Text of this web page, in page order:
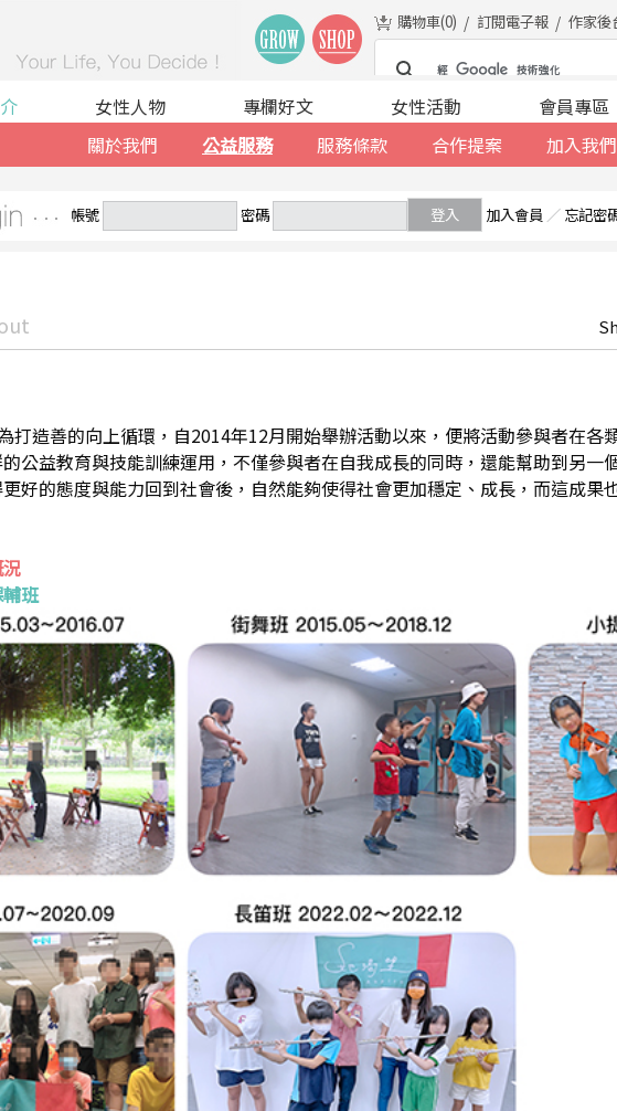
購物車(0) 訂閱電子報 作家後
關於我們
公益服務 服務條款 合作提案 加入我們
女性人物 專欄好文 女性活動 會員專區
帳號 密碼 登入 加入會員 ／ 忘記密
打造善的向上循環，自2014年12月開始舉辦活動以來，便將活動參與者在各
公益教育與技能訓練運用，不僅參與者在自我成長的同時，還能幫助到另一
好的態度與能力回到社會後，自然能夠使得社會更加穩定、成長，而這成果
班